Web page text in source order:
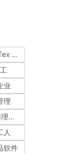
Saigon Tex 2026
业
理
纺织后整理软件
人
软件